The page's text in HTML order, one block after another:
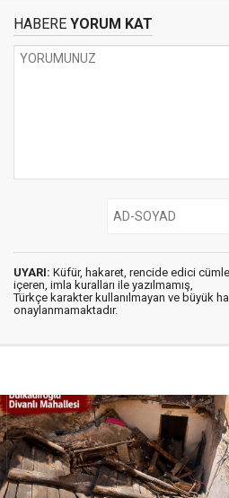
HABERE YORUM KAT
UYARI: Küfür, hakaret, rencide edici
içeren, imla kuralları ile yazılmamış,
Türkçe karakter kullanılmayan ve büyük
onaylanmamaktadır.